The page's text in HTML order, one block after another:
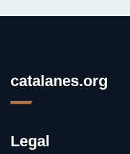
catalanes.org
Legal